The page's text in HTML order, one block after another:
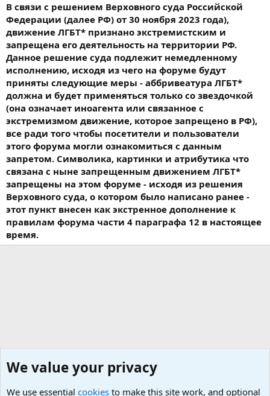
В связи с решением Верховного суда Российской
Федерации (далее РФ) от 30 ноября 2023 года),
движение ЛГБТ* признано экстремистским и
запрещена его деятельность на территории РФ.
Данное решение суда подлежит немедленному
исполнению, исходя из чего на форуме будут
приняты следующие меры - аббривеатура ЛГБТ*
должна и будет применяться только со звездочкой
(она означает иноагента или связанное с
экстремизмом движение, которое запрещено в РФ),
все ради того чтобы посетители и пользователи
этого форума могли ознакомиться с данным
запретом. Символика, картинки и атрибутика что
связана с ныне запрещенным движением ЛГБТ*
запрещены на этом форуме - исходя из решения
Верховного суда, о котором было написано ранее -
этот пункт внесен как экстренное дополнение к
правилам форума части 4 параграфа 12 в настоящее
время.
We value your privacy
We use essential cookies to make this site work, and optional